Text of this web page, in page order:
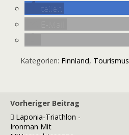
teilen
Kategorien: Finnland, Tourismus
Vorheriger Beitrag
Laponia-Triathlon -
Ironman Mit